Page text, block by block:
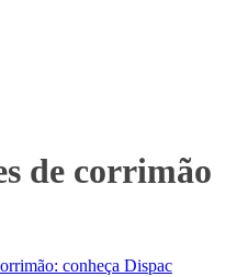
de corrimão